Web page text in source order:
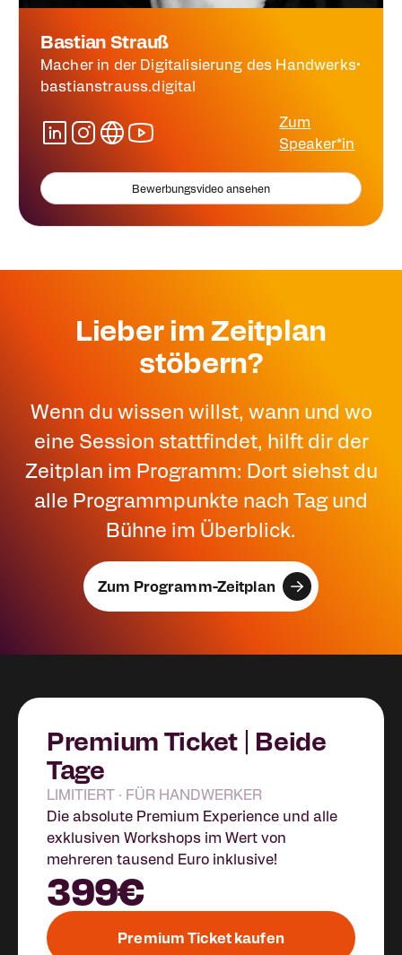
Bastian Strauß
Macher in der Digitalisierung des Handwerks•
bastianstrauss.digital
Zum
Speaker*in
Bewerbungsvideo ansehen
Lieber im Zeitplan
stöbern?
Wenn du wissen willst, wann und wo
eine Session stattfindet, hilft dir der
Zeitplan im Programm: Dort siehst du
alle Programmpunkte nach Tag und
Bühne im Überblick.
Zum Programm-Zeitplan
Premium Ticket | Beide
Tage
LIMITIERT · FÜR HANDWERKER
Die absolute Premium Experience und alle
exklusiven Workshops im Wert von
mehreren tausend Euro inklusive!
399€
Premium Ticket kaufen